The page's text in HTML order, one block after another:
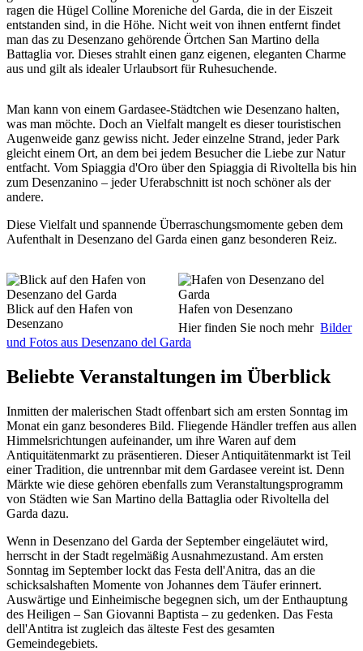
ragen die Hügel Colline Moreniche del Garda, die in der Eiszeit
entstanden sind, in die Höhe. Nicht weit von ihnen entfernt findet
man das zu Desenzano gehörende Örtchen San Martino della
Battaglia vor. Dieses strahlt einen ganz eigenen, eleganten Charme
aus und gilt als idealer Urlaubsort für Ruhesuchende.
Man kann von einem Gardasee-Städtchen wie Desenzano halten,
was man möchte. Doch an Vielfalt mangelt es dieser touristischen
Augenweide ganz gewiss nicht. Jeder einzelne Strand, jeder Park
gleicht einem Ort, an dem bei jedem Besucher die Liebe zur Natur
entfacht. Vom Spiaggia d'Oro über den Spiaggia di Rivoltella bis hin
zum Desenzanino – jeder Uferabschnitt ist noch schöner als der
andere.
Diese Vielfalt und spannende Überraschungsmomente geben dem
Aufenthalt in Desenzano del Garda einen ganz besonderen Reiz.
Blick auf den Hafen von
Desenzano
Hafen von Desenzano
Hier finden Sie noch mehrBilder
und Fotos aus Desenzano del Garda
Beliebte Veranstaltungen im Überblick
Inmitten der malerischen Stadt offenbart sich am ersten Sonntag im
Monat ein ganz besonderes Bild. Fliegende Händler treffen aus allen
Himmelsrichtungen aufeinander, um ihre Waren auf dem
Antiquitätenmarkt zu präsentieren. Dieser Antiquitätenmarkt ist Teil
einer Tradition, die untrennbar mit dem Gardasee vereint ist. Denn
Märkte wie diese gehören ebenfalls zum Veranstaltungsprogramm
von Städten wie San Martino della Battaglia oder Rivoltella del
Garda dazu.
Wenn in Desenzano del Garda der September eingeläutet wird,
herrscht in der Stadt regelmäßig Ausnahmezustand. Am ersten
Sonntag im September lockt das Festa dell'Anitra, das an die
schicksalshaften Momente von Johannes dem Täufer erinnert.
Auswärtige und Einheimische begegnen sich, um der Enthauptung
des Heiligen – San Giovanni Baptista – zu gedenken. Das Festa
dell'Antitra ist zugleich das älteste Fest des gesamten
Gemeindegebiets.